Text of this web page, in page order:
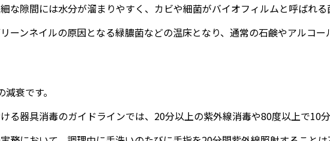
な隙間には水分が溜まりやすく、カビや細菌がバイオフィルムと呼ばれる
ーンネイルの原因となる緑膿菌などの温床となり、通常の石鹸やアルコ
衰です。
る器具消毒のガイドラインでは、20分以上の紫外線消毒や80度以上で10